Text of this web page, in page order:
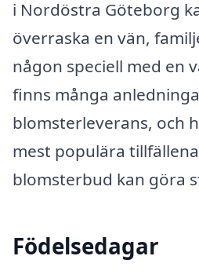
i Nordöstra Göteborg
överraska en vän,
någon speciell med en
finns många
blomsterleverans, och
mest populära
blomsterbud kan göra
Födelsedagar